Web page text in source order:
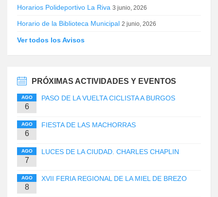
Horarios Polideportivo La Riva 3 junio, 2026
Horario de la Biblioteca Municipal 2 junio, 2026
Ver todos los Avisos
PRÓXIMAS ACTIVIDADES Y EVENTOS
AGO
6
PASO DE LA VUELTA CICLISTA A BURGOS
AGO
6
FIESTA DE LAS MACHORRAS
AGO
7
LUCES DE LA CIUDAD. CHARLES CHAPLIN
AGO
8
XVII FERIA REGIONAL DE LA MIEL DE BREZO